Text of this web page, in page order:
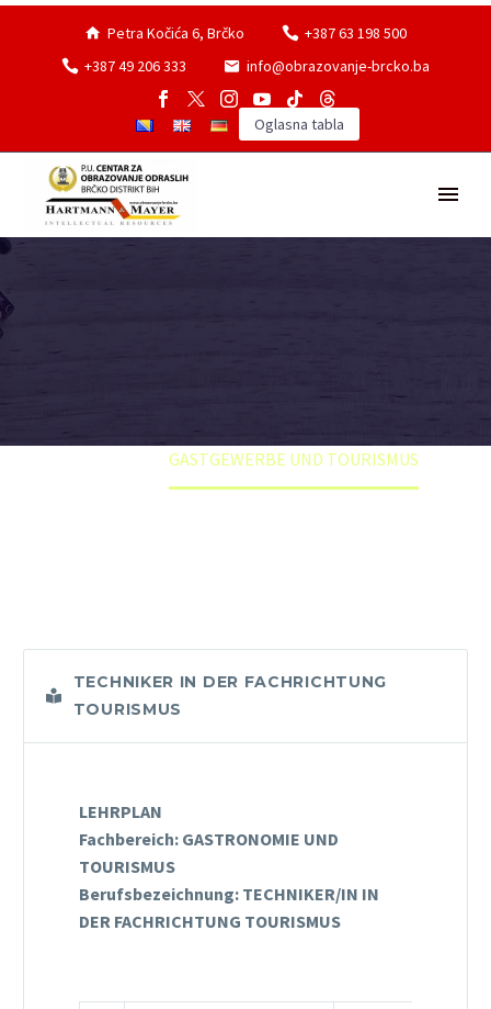
Petra Kočića 6, Brčko
+387 63 198 500
+387 49 206 333
info@obrazovanje-brcko.ba
Oglasna tabla
GASTGEWERBE UND TOURISMUS
TECHNIKER IN DER FACHRICHTUNG
TOURISMUS
LEHRPLAN
Fachbereich: GASTRONOMIE UND
TOURISMUS
Berufsbezeichnung: TECHNIKER/IN IN
DER FACHRICHTUNG TOURISMUS